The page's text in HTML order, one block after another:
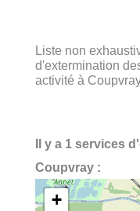
Liste non
d'extermination
activité à
Il y a 1 services
Coupvray :
+